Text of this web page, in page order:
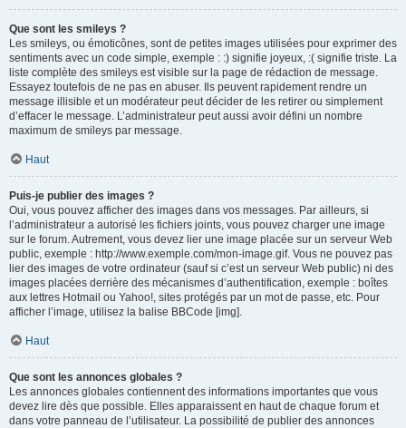
Que sont les smileys ?
Les smileys, ou émoticônes, sont de petites images utilisées pour exprimer des
sentiments avec un code simple, exemple : :) signifie joyeux, :( signifie triste. La
liste complète des smileys est visible sur la page de rédaction de message.
Essayez toutefois de ne pas en abuser. Ils peuvent rapidement rendre un
message illisible et un modérateur peut décider de les retirer ou simplement
d’effacer le message. L’administrateur peut aussi avoir défini un nombre
maximum de smileys par message.
Haut
Puis-je publier des images ?
Oui, vous pouvez afficher des images dans vos messages. Par ailleurs, si
l’administrateur a autorisé les fichiers joints, vous pouvez charger une image
sur le forum. Autrement, vous devez lier une image placée sur un serveur Web
public, exemple : http://www.exemple.com/mon-image.gif. Vous ne pouvez pas
lier des images de votre ordinateur (sauf si c’est un serveur Web public) ni des
images placées derrière des mécanismes d’authentification, exemple : boîtes
aux lettres Hotmail ou Yahoo!, sites protégés par un mot de passe, etc. Pour
afficher l’image, utilisez la balise BBCode [img].
Haut
Que sont les annonces globales ?
Les annonces globales contiennent des informations importantes que vous
devez lire dès que possible. Elles apparaissent en haut de chaque forum et
dans votre panneau de l’utilisateur. La possibilité de publier des annonces